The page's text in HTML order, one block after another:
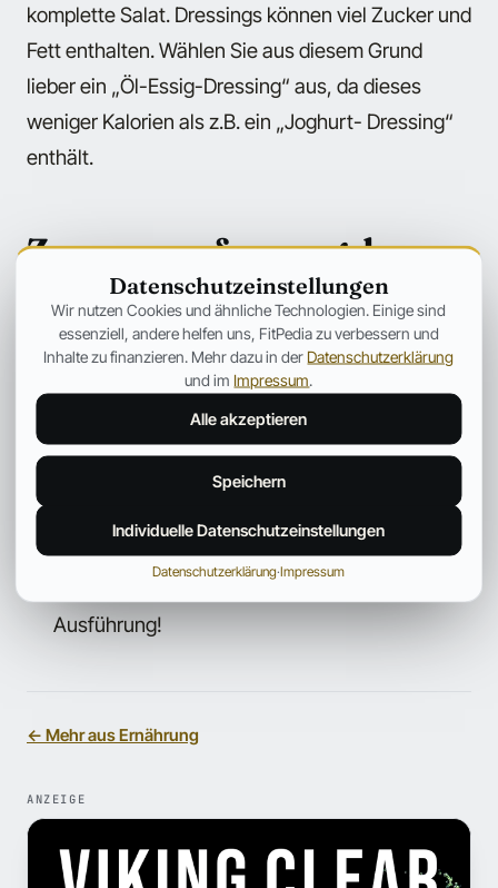
komplette Salat. Dressings können viel Zucker und
Fett enthalten. Wählen Sie aus diesem Grund
lieber ein „Öl-Essig-Dressing“ aus, da dieses
weniger Kalorien als z.B. ein „Joghurt- Dressing“
enthält.
Zusammenfassung der
wichtigsten Fast Food
Tipps:
Wählen Sie am besten immer das kleinste
Bei den Getränken empfiehlt sich Light Cola
Vermeiden Sie Dressings oder Special Saucen!
Ausführung!
← Mehr aus Ernährung
ANZEIGE
Datenschutzeinstellungen
Wir nutzen Cookies und ähnliche Technologien. Einige sind
essenziell, andere helfen uns, FitPedia zu verbessern und
Inhalte zu finanzieren. Mehr dazu in der Datenschutzerklärung
und im Impressum
Alle akzeptieren
Speichern
Individuelle Datenschutzeinstellungen
Datenschutzerklärung·Impressum